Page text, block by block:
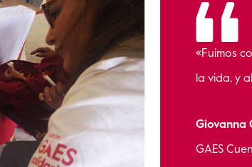
«Fuimos
la vida, y
Giovanna
GAES